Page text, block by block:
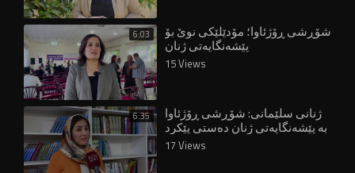
6:03 شۆڕشی ڕۆژئاوا؛ مۆدێلێکی نوێ بۆ
پێشەنگایەتی ژنان
15 Views
6:35 ژنانی سلێمانی: شۆڕشی ڕۆژئاوا
بە پێشەنگایەتی ژنان دەستی پێکرد
17 Views